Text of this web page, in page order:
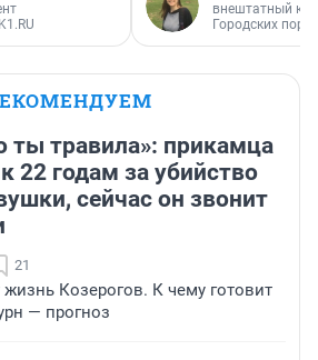
внештатный
Городских
ты травила»: прикамца
22 годам за убийство
сейчас он звонит
21
жизнь Козерогов. К чему готовит
— прогноз